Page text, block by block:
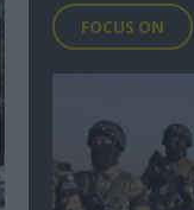
FOCUS ON